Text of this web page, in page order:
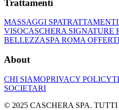
Trattamenti
MASSAGGI SPATRATTAMENTI
VISOCASCHERA SIGNATURE
BELLEZZASPA ROMA
About
CHI SIAMOPRIVACY POLICY
SOCIETARI
© 2025 CASCHERA SPA.